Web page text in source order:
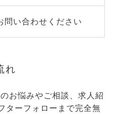
問い合わせください
れ
お悩みやご相談、求人紹
ターフォローまで完全無